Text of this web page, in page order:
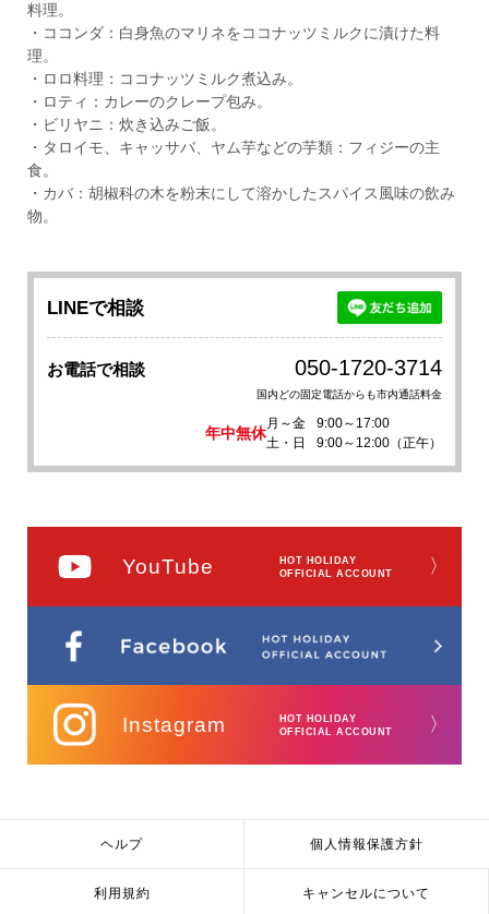
料理。
・ココンダ：白身魚のマリネをココナッツミルクに漬けた料
理。
・ロロ料理：ココナッツミルク煮込み。
・ロティ：カレーのクレープ包み。
・ビリヤニ：炊き込みご飯。
・タロイモ、キャッサバ、ヤム芋などの芋類：フィジーの主
食。
・カバ：胡椒科の木を粉末にして溶かしたスパイス風味の飲み
物。
LINEで相談
お電話で相談 050-1720-3714
国内どの固定電話からも市内通話料金
年中無休
月～金
9:00～17:00
土・日
9:00～12:00（正午）
YouTube
HOT HOLIDAY
OFFICIAL ACCOUNT
〉
Instagram
HOT HOLIDAY
OFFICIAL ACCOUNT
〉
ヘルプ 個人情報保護方針
利用規約 キャンセルについて